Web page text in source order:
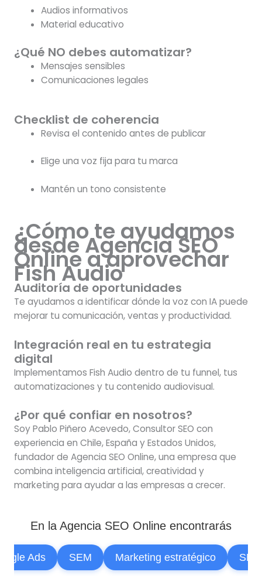
Audios informativos
Material educativo
¿Qué NO debes automatizar?
Mensajes sensibles
Comunicaciones legales
Checklist de coherencia
Revisa el contenido antes de publicar
Elige una voz fija para tu marca
Mantén un tono consistente
¿Cómo te ayudamos
desde Agencia SEO
Online a aprovechar
Fish Audio
Auditoría de oportunidades
Te ayudamos a identificar dónde la voz con IA puede
mejorar tu comunicación, ventas y productividad.
Integración real en tu estrategia
digital
Implementamos Fish Audio dentro de tu funnel, tus
automatizaciones y tu contenido audiovisual.
¿Por qué confiar en nosotros?
Soy Pablo Piñero Acevedo, Consultor SEO con
experiencia en Chile, España y Estados Unidos,
fundador de Agencia SEO Online, una empresa que
combina inteligencia artificial, creatividad y
marketing para ayudar a las empresas a crecer.
En la Agencia SEO Online encontrarás
Ads SEM Marketing estratégico SEO